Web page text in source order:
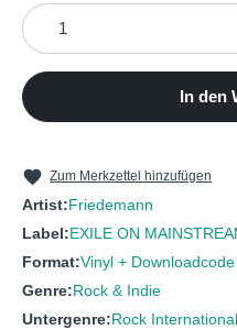
7
8 FRIEDEN
11 ICH NICHT MEHR
12 SINN
14 SEESUCHT
Produkt Anzahl: Gib
In den
Zum Merkzettel hinzufügen
Artist:Friedemann
Label:EXILE ON
Format:Vinyl + Downloadcode
Genre:Rock & Indie
Untergenre:Rock International